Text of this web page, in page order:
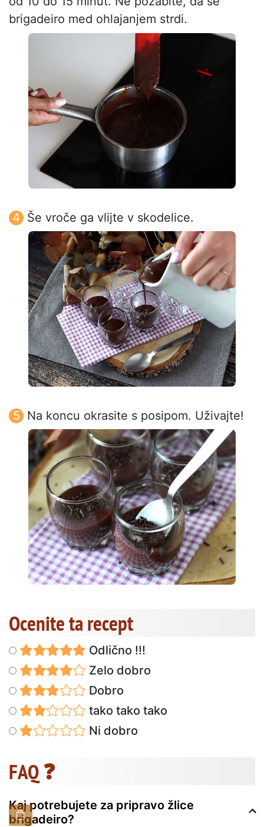
brigadeiro med ohlajanjem strdi.
Še vroče ga vlijte v skodelice.
Na koncu okrasite s posipom. Uživajte!
Ocenite ta recept
Odlično !!!
Zelo dobro
Dobro
tako tako tako
Ni dobro
FAQ ❓
Kaj potrebujete za pripravo žlice
brigadeiro?